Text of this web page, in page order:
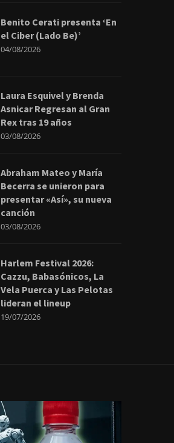
Benito Cerati presenta ‘En
el Ciber (Lado Be)’
04/08/2026
Laura Esquivel y Brenda
Asnicar Regresan al Gran
Rex tras 19 años
03/08/2026
Abraham Mateo y María
Becerra se unieron para
presentar «Así», su nueva
canción
03/08/2026
Harlem Festival 2026:
Cazzu, Babasónicos, La
Vela Puerca y Las Pelotas
lideran el lineup
19/07/2026